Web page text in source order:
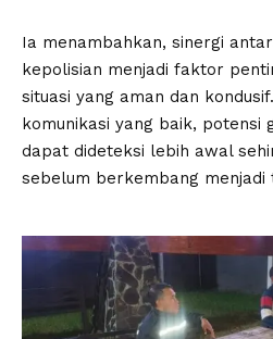
Ia menambahkan, sinergi
kepolisian menjadi faktor
situasi yang aman dan
komunikasi yang baik, potensi
dapat dideteksi lebih awal
sebelum berkembang menjadi